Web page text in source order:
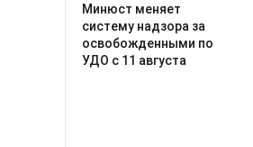
Минюст меняет
систему надзора за
освобожденными по
УДО с 11 августа